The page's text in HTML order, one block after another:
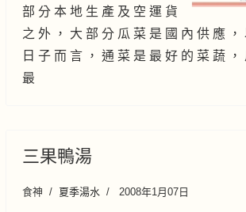
部 分 本 地 生 產 及 空 運 貨
之 外 ， 大 部 分 瓜 菜 是 國 內 供 應 ，
日 子 而 言 ， 通 菜 是 最 好 的 菜 蔬 ，
最
三果鴨湯
食神 夏季湯水 2008年1月07日